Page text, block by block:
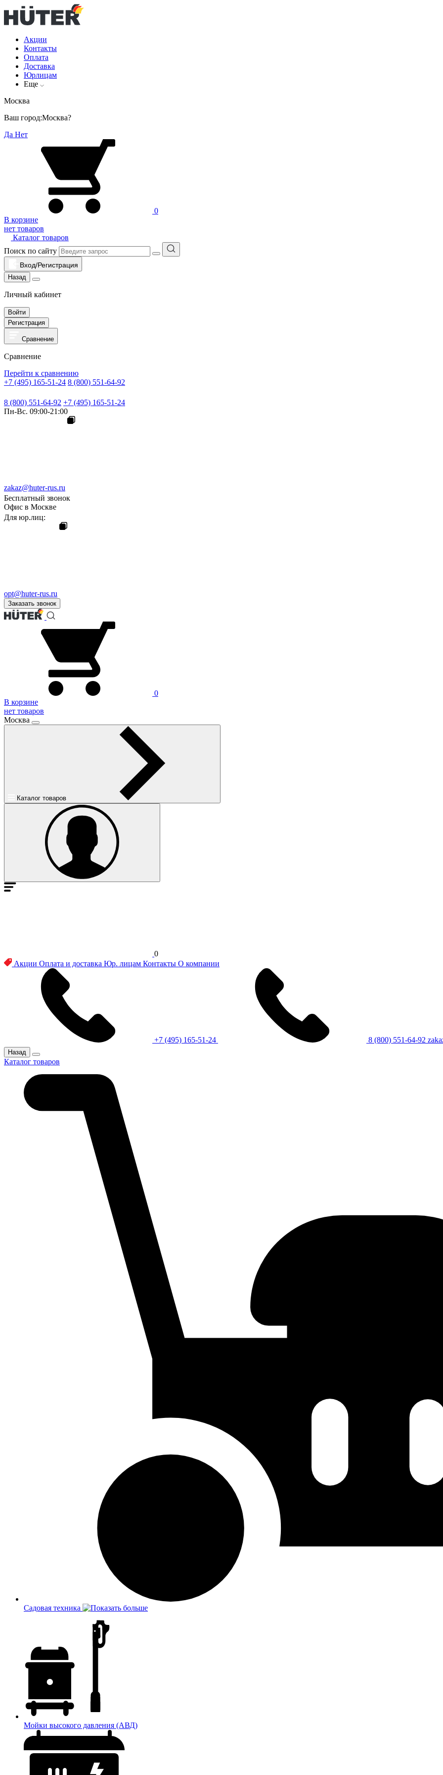
Акции
Контакты
Оплата
Доставка
Юрлицам
Еще
Москва
Ваш город:Москва?
Да Нет
0
В корзине
нет товаров
Каталог товаров
Поиск по сайту
Вход/Регистрация
Назад
Личный кабинет
Войти
Регистрация
Сравнение
Сравнение
Перейти к сравнению
+7 (495) 165-51-24 8 (800) 551-64-92
8 (800) 551-64-92 +7 (495) 165-51-24
Пн-Вс. 09:00-21:00
zakaz@huter-rus.ru
Бесплатный звонок
Офис в Москве
Для юр.лиц:
opt@huter-rus.ru
Заказать звонок
0
В корзине
нет товаров
Москва
Каталог товаров
0
Акции Оплата и доставка Юр. лицам Контакты О компании
+7 (495) 165-51-24 8 (800) 551-64-92
Назад
Каталог товаров
Садовая техника
Мойки высокого давления (АВД)